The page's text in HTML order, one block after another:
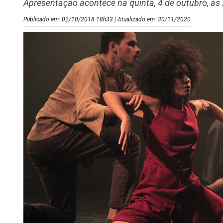
Apresentação acontece na quinta, 4 de outubro, às
Publicado em: 02/10/2018 18h33 | Atualizado em: 30/11/2020